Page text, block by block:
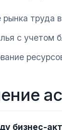
рынка труда
с учетом
бизнес-